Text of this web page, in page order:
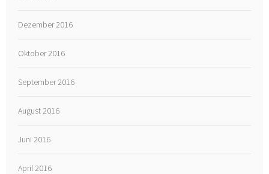
Dezember 2016
Oktober 2016
September 2016
August 2016
Juni 2016
April 2016